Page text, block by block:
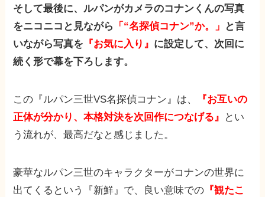
そして最後に、ルパンがカメラのコナンくんの写真
をニコニコと見ながら
「“名探偵コナン”か。」
と言
いながら写真を 『お気に入り』 に設定して、次回に
続く形で幕を下ろします。
この『ルパン三世VS名探偵コナン』は、
『お互いの
正体が分かり、本格対決を次回作につなげる』
とい
う流れが、最高だなと感じました。
豪華なルパン三世のキャラクターがコナンの世界に
出てくるという『新鮮』で、良い意味での 『観たこ